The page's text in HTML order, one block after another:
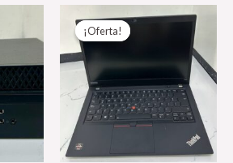
¡Oferta!
¡Oferta!
precio
original
$ 2.250.000.
precio
actual
es:
$